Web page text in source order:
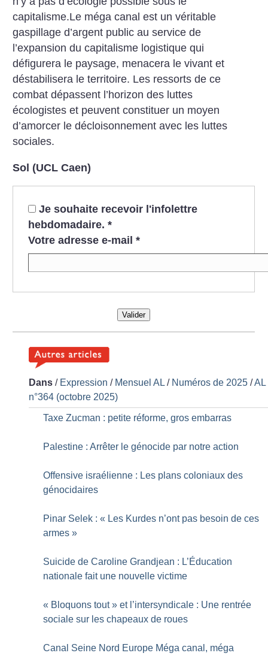
capitalisme.Le méga canal est un véritable
gaspillage d’argent public au service de
l’expansion du capitalisme logistique qui
défigurera le paysage, menacera le vivant et
déstabilisera le territoire. Les ressorts de ce
combat dépassent l’horizon des luttes
écologistes et peuvent constituer un moyen
d’amorcer le décloisonnement avec les luttes
sociales.
Sol (UCL Caen)
Je souhaite recevoir l'infolettre
hebdomadaire. *
Votre adresse e-mail *
Valider
Dans / Expression / Mensuel AL / Numéros de 2025 /AL
n°364 (octobre 2025)
Taxe Zucman : petite réforme, gros embarras
Palestine : Arrêter le génocide par notre action
Offensive israélienne : Les plans coloniaux des
génocidaires
Pinar Selek : « Les Kurdes n’ont pas besoin de ces
armes »
Suicide de Caroline Grandjean : L’Éducation
nationale fait une nouvelle victime
« Bloquons tout » et l’intersyndicale : Une rentrée
sociale sur les chapeaux de roues
Canal Seine Nord Europe Méga canal, méga